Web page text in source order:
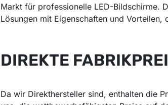
Markt für professionelle LED-Bildschirme.
Lösungen mit Eigenschaften und
DIREKTE
Da wir Direkthersteller sind, enthalten die